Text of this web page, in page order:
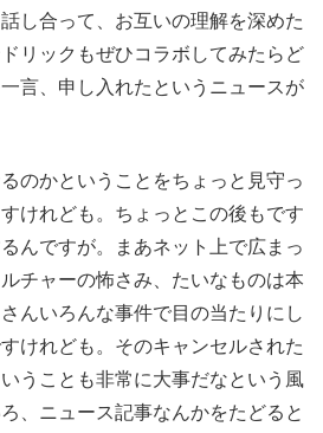
し合って、お互いの理解を深めた
リックもぜひコラボしてみたらど
言、申し入れたというニュースが
のかということをちょっと見守っ
けれども。ちょっとこの後もです
んですが。まあネット上で広まっ
チャーの怖さみ、たいなものは本
んいろんな事件で目の当たりにし
けれども。そのキャンセルされた
うことも非常に大事だなという風
、ニュース記事なんかをたどると